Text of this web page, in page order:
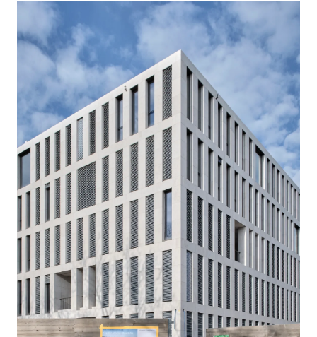
attraverso l’edificio, spiegando loro
l’organizzazione degli ambienti e il modo in cui
si è riusciti a inondare di molta luce diurna le
postazioni di lavoro, nonché mostrando uffici e
sale riunioni al secondo piano e l’impiantistica
dell’edificio nel piano interrato. In tale
occasione, i visitatori hanno avuto modo di
conoscere i retroscena relativi al modo di
costruire sostenibile e agli ambienti di lavoro
flessibili. Un visitatore ha riassunto così le sue
impressioni, mentre nel cortile interno due
ragazze adolescenti ammiravano il panorama
attraverso il tetto di vetro: «Un ambiente di
lavoro così luminoso è una bella motivazione!»
Dopo otto visite guidate con circa 130 visitatori,
gli organizzatori tracciano un bilancio positivo.
Da lunedì i lavori di costruzione sono ripresi per
poter traslocare nell’edificio a partire dalla
tarda estate.